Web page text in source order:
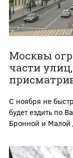
Москвы
части
С ноября не
будет ездить по
Бронной и Малой